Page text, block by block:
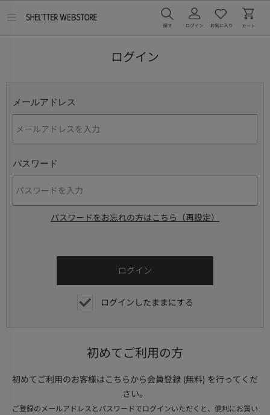
ログイン
メールアドレス
パスワード
パスワードをお忘れの方はこちら（再設定）
ログインしたままにする
初めてご利用の方
初めてご利用のお客様はこちらから会員登録 (無料) を行ってくだ
さい。
ご登録のメールアドレスとパスワードでログインいただくと、便利にお買い